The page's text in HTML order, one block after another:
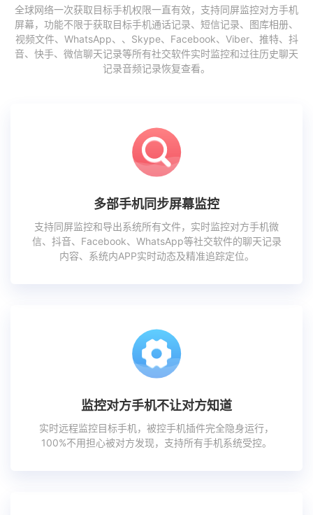
全球网络一次获取目标手机权限一直有效，支持同屏监控对方手机
屏幕，功能不限于获取目标手机通话记录、短信记录、图库相册、
视频文件、WhatsApp、、Skype、Facebook、Viber、推特、抖
音、快手、微信聊天记录等所有社交软件实时监控和过往历史聊天
记录音频记录恢复查看。
多部手机同步屏幕监控
支持同屏监控和导出系统所有文件，实时监控对方手机微
信、抖音、Facebook、WhatsApp等社交软件的聊天记录
内容、系统内APP实时动态及精准追踪定位。
监控对方手机不让对方知道
实时远程监控目标手机，被控手机插件完全隐身运行，
100%不用担心被对方发现，支持所有手机系统受控。